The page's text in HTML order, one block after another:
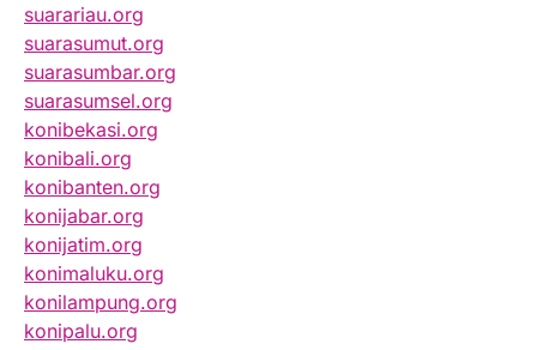
suarariau.org
suarasumut.org
suarasumbar.org
suarasumsel.org
konibekasi.org
konibali.org
konibanten.org
konijabar.org
konijatim.org
konimaluku.org
konilampung.org
konipalu.org